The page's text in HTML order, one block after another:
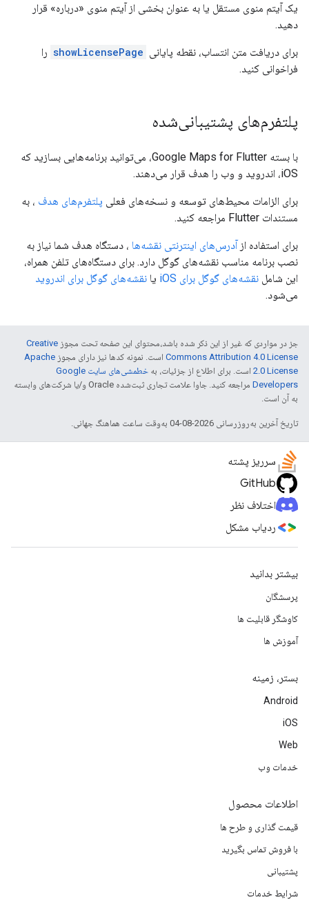
یک آیتم منوی مستقل یا به عنوان بخشی از آیتم منوی «درباره» قرار
دهید.
برای دریافت متن انتساب، نقطه پایانی showLicensePage را
فراخوانی کنید.
پلتفرم‌های پشتیبانی‌شده
با بسته Google Maps for Flutter، می‌توانید برنامه‌هایی بسازید که
iOS، اندروید و وب را هدف قرار می‌دهند.
برای الزامات محیط‌های توسعه و نسخه‌های فعلی پلتفرم‌های هدف ، به
مستندات Flutter مراجعه کنید.
برای استفاده ازآدرس‌های اینترنتی نقشه‌ها ، دستگاه هدف شما نیاز به
نصب برنامه مناسب نقشه‌های گوگل دارد. برای دستگاه‌های تلفن همراه،
این شامل نقشه‌های گوگل برای iOS یا نقشه‌های گوگل برای اندروید
می‌شود.
جز در مواردی که غیر از این ذکر شده باشد،‌محتوای این صفحه تحت مجوز Creative
Commons Attribution 4.0 License است. نمونه کدها نیز دارای مجوز Apache
2.0 License است. برای اطلاع از جزئیات، به
خطمشی‌های سایت Google
Developers‏
مراجعه کنید. جاوا علامت تجاری ثبت‌شده Oracle و/یا شرکت‌های وابسته
به آن است.
تاریخ آخرین به‌روزرسانی 2026-08-04 به‌وقت ساعت هماهنگ جهانی.
سرریز پشته
GitHub
اختلاف نظر
ردیاب مشکل
بیشتر بدانید
پرسشگان
کاوشگر قابلیت ها
آموزش ها
بستر، زمینه
Android
iOS
Web
خدمات وب
اطلاعات محصول
قیمت گذاری و طرح ها
با فروش تماس بگیرید
پشتیبانی
شرایط خدمات